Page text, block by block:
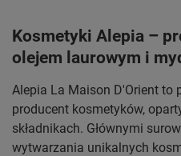
Kosmetyki Alepia –
olejem laurowym i
Alepia La Maison D'Orient to
producent kosmetyków,
składnikach. Głównymi
wytwarzania unikalnych